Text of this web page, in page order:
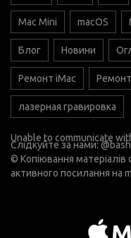
Mac Mini macOS
Блог Новини
Ремонт iMac
лазерная гравировка
Unable to communicate
Слідкуйте за нами:
© Копіювання
активного посилання на